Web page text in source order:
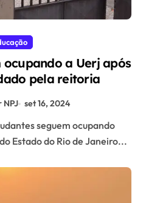
ocupando a Uerj após
pela reitoria
NPJ set 16, 2024
Estado do Rio de Janeiro...